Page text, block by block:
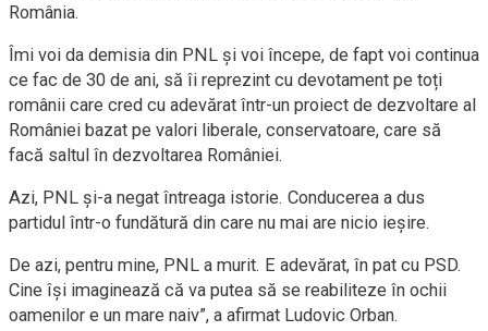
România.
Îmi voi da demisia din PNL și voi începe, de fapt voi continua
ce fac de 30 de ani, să îi reprezint cu devotament pe toți
românii care cred cu adevărat într-un proiect de dezvoltare al
României bazat pe valori liberale, conservatoare, care să
facă saltul în dezvoltarea României.
Azi, PNL și-a negat întreaga istorie. Conducerea a dus
partidul într-o fundătură din care nu mai are nicio ieșire.
De azi, pentru mine, PNL a murit. E adevărat, în pat cu PSD.
Cine își imaginează că va putea să se reabiliteze în ochii
oamenilor e un mare naiv”, a afirmat Ludovic Orban.